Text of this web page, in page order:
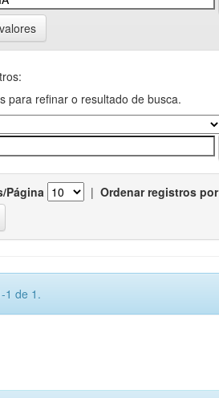
para refinar o resultado de busca.
Página | Ordenar registros por
1 de 1.